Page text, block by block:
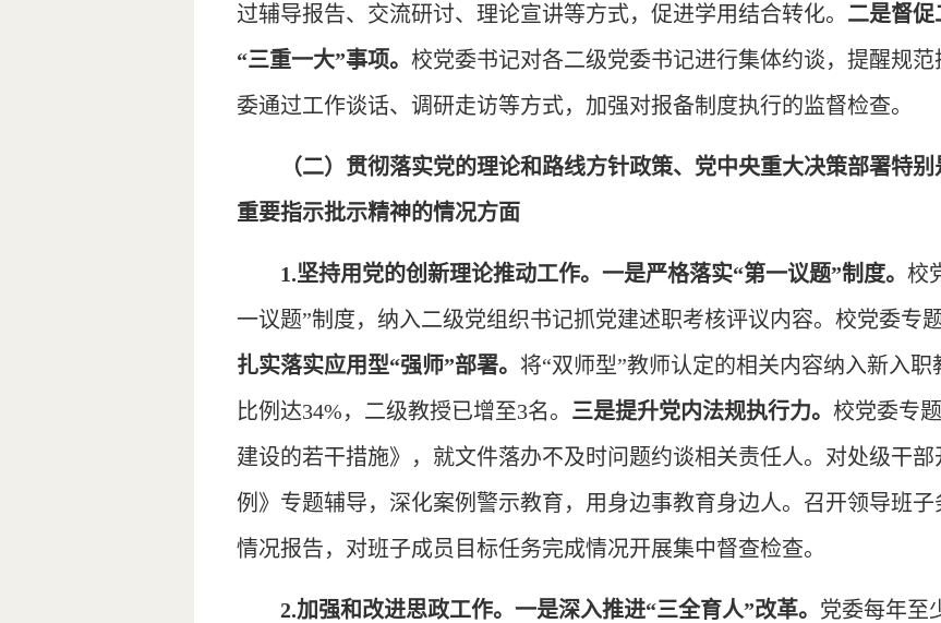
过辅导报告、交流研讨、理论宣讲等方式，促进学用结合转化。 二是督
“三重一大”事项。校党委书记对各二级党委书记进行集体约谈，提醒规
委通过工作谈话、调研走访等方式，加强对报备制度执行的监督检查。
（二）贯彻落实党的理论和路线方针政策、党中央重大决策部署特
重要指示批示精神的情况方面
1.坚持用党的创新理论推动工作。一是严格落实“第一议题”制度。校
一议题”制度，纳入二级党组织书记抓党建述职考核评议内容。校党委专
扎实落实应用型“强师”部署。 将“双师型”教师认定的相关内容纳入新入
比例达34%，二级教授已增至3名。 三是提升党内法规执行力。校党委专
建设的若干措施》，就文件落办不及时问题约谈相关责任人。对处级干
例》专题辅导，深化案例警示教育，用身边事教育身边人。召开领导班
情况报告，对班子成员目标任务完成情况开展集中督查检查。
2.加强和改进思政工作。一是深入推进“三全育人”改革。 党委每年至